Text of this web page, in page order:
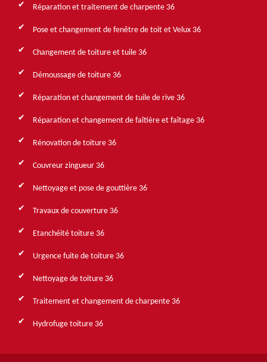
Réparation et traitement de charpente 36
Pose et changement de fenêtre de toit et Velux 36
Changement de toiture et tuile 36
Démoussage de toiture 36
Réparation et changement de tuile de rive 36
Réparation et changement de faîtière et faîtage 36
Rénovation de toiture 36
Couvreur zingueur 36
Nettoyage et pose de gouttière 36
Travaux de couverture 36
Etanchéité toiture 36
Urgence fuite de toiture 36
Nettoyage de toiture 36
Traitement et changement de charpente 36
Hydrofuge toiture 36